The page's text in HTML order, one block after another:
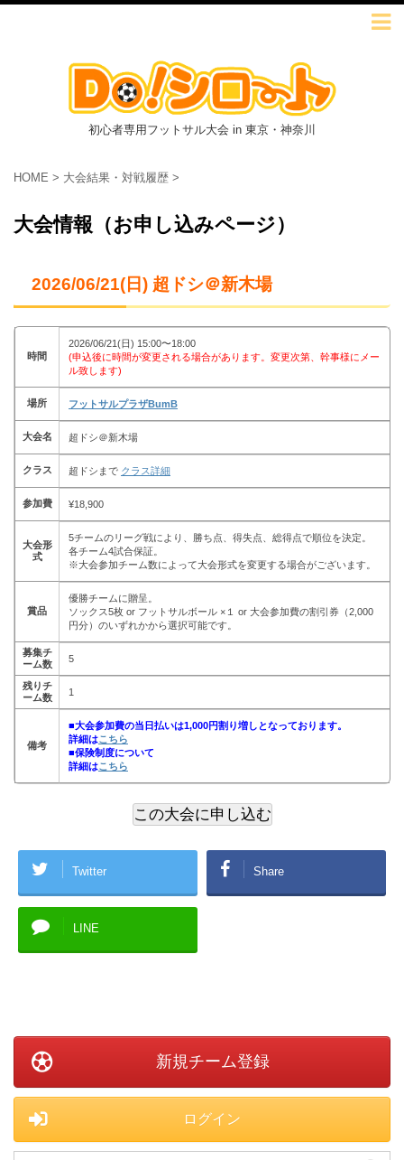
初心者専用フットサル大会 in 東京・神奈川
HOME > 大会結果・対戦履歴 >
大会情報（お申し込みページ）
2026/06/21(日) 超ドシ＠新木場
時間
2026/06/21(日) 15:00〜18:00
(申込後に時間が変更される場合があります。変更次第、幹事様にメー
ル致します)
場所 フットサルプラザBumB
大会名 超ドシ＠新木場
クラス 超ドシまで クラス詳細
参加費 ¥18,900
大会形
式
5チームのリーグ戦により、勝ち点、得失点、総得点で順位を決定。
各チーム4試合保証。
※大会参加チーム数によって大会形式を変更する場合がございます。
賞品
優勝チームに贈呈。
ソックス5枚 or フットサルボール ×１ or 大会参加費の割引券（2,000
円分）のいずれかから選択可能です。
募集チ
ーム数
5
残りチ
ーム数
1
備考
■大会参加費の当日払いは1,000円割り増しとなっております。
詳細はこちら
■保険制度について
詳細はこちら
Twitter Share
LINE
新規チーム登録
ログイン